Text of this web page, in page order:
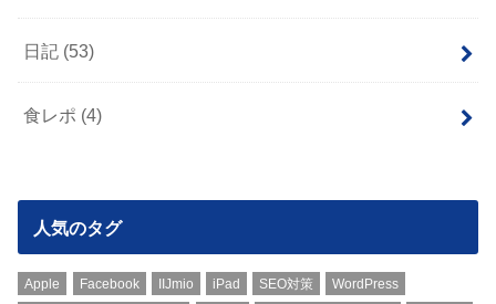
日記 (53)
食レポ (4)
人気のタグ
Apple Facebook IIJmio iPad SEO対策
WordPress